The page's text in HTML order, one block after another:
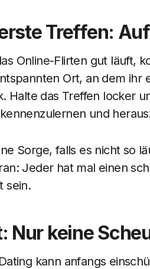
Treffen:
Online-Flirten gut läuft,
Ort, an dem ihr
Halte das Treffen locker
und
Sorge, falls es nicht so
Jeder hat mal einen
sein.
Nur keine
kann anfangs